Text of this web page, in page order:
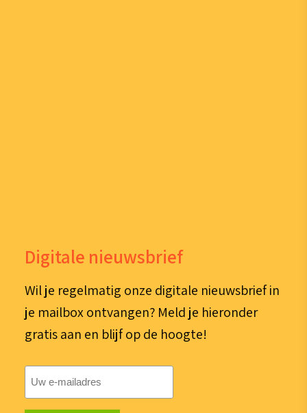
Digitale nieuwsbrief
Wil je regelmatig onze digitale nieuwsbrief in
je mailbox ontvangen? Meld je hieronder
gratis aan en blijf op de hoogte!